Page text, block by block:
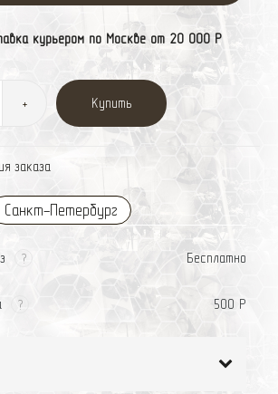
курьером по Москве от 20 000 Р
+ Купить
заказа
Санкт-Петербург
? Бесплатно
? 500 Р